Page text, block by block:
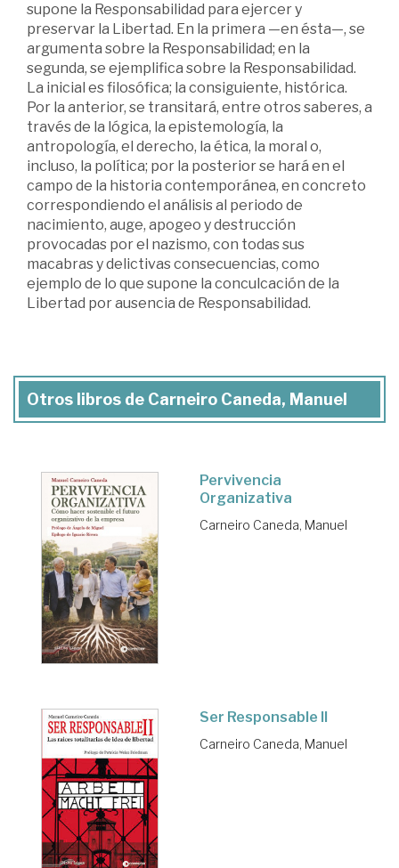
supone la Responsabilidad para ejercer y
preservar la Libertad. En la primera —en ésta—, se
argumenta sobre la Responsabilidad; en la
segunda, se ejemplifica sobre la Responsabilidad.
La inicial es filosófica; la consiguiente, histórica.
Por la anterior, se transitará, entre otros saberes, a
través de la lógica, la epistemología, la
antropología, el derecho, la ética, la moral o,
incluso, la política; por la posterior se hará en el
campo de la historia contemporánea, en concreto
correspondiendo el análisis al periodo de
nacimiento, auge, apogeo y destrucción
provocadas por el nazismo, con todas sus
macabras y delictivas consecuencias, como
ejemplo de lo que supone la conculcación de la
Libertad por ausencia de Responsabilidad.
Otros libros de Carneiro Caneda, Manuel
Pervivencia
Organizativa
Carneiro Caneda, Manuel
Ser Responsable II
Carneiro Caneda, Manuel